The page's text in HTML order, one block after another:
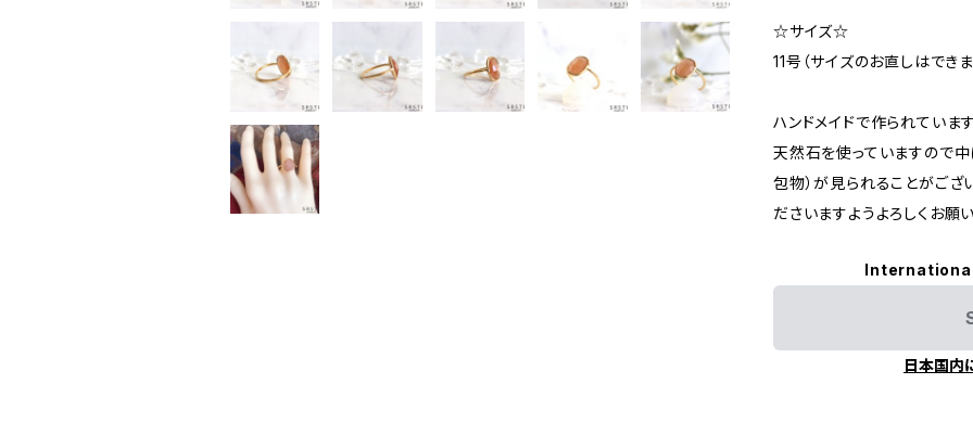
☆サイズ☆
11号（サイズのお直しはでき
ハンドメイドで作られていま
天然石を使っていますので中
包物）が見られることがござ
ださいますようよろしくお願
日本国内